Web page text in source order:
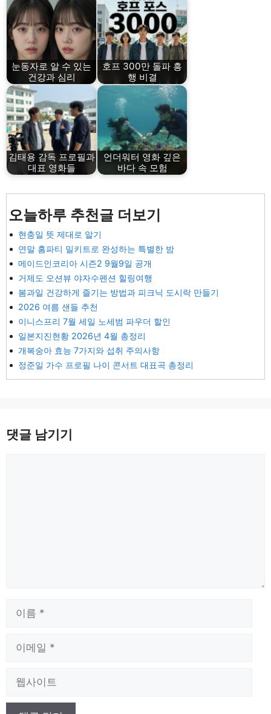
눈동자로 알 수 있는
건강과 심리
호프 300만 돌파 흥
행 비결
김태용 감독 프로필과
대표 영화들
언더워터 영화 깊은
바다 속 모험
오늘하루 추천글 더보기
현충일 뜻 제대로 알기
연말 홈파티 밀키트로 완성하는 특별한 밤
메이드인코리아 시즌2 9월9일 공개
거제도 오션뷰 야자수펜션 힐링여행
봄과일 건강하게 즐기는 방법과 피크닉 도시락 만들기
2026 여름 샌들 추천
이니스프리 7월 세일 노세범 파우더 할인
일본지진현황 2026년 4월 총정리
개복숭아 효능 7가지와 섭취 주의사항
정준일 가수 프로필 나이 콘서트 대표곡 총정리
댓글 남기기